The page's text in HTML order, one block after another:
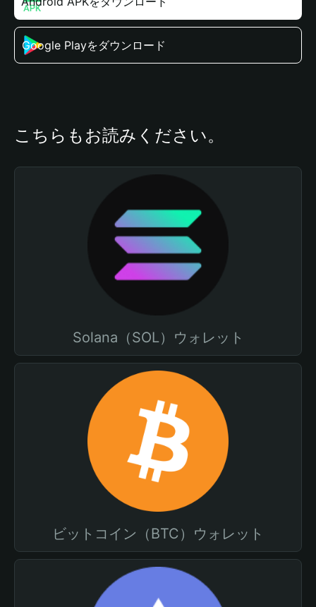
Google Playをダウンロード
こちらもお読みください。
Solana（SOL）ウォレット
ビットコイン（BTC）ウォレット